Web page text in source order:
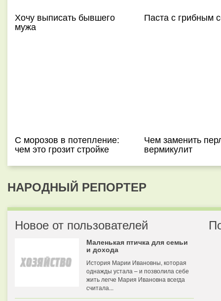
Хочу выписать бывшего
мужа
Паста с грибным
С морозов в потепление:
чем это грозит стройке
Чем заменить
вермикулит
НАРОДНЫЙ РЕПОРТЕР
Новое от пользователей
Маленькая птичка для семьи
и дохода
История Марии Ивановны, которая
однажды устала – и позволила себе
жить легче Мария Ивановна всегда
считала...